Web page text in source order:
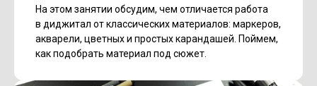
На этом занятии обсудим, чем отличается работа
в диджитал от классических материалов: маркеров,
акварели, цветных и простых карандашей. Поймем,
как подобрать материал под сюжет.